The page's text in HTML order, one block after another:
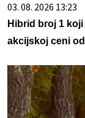
03. 08. 2026 13:23
Hibrid broj 1
akcijskoj ceni